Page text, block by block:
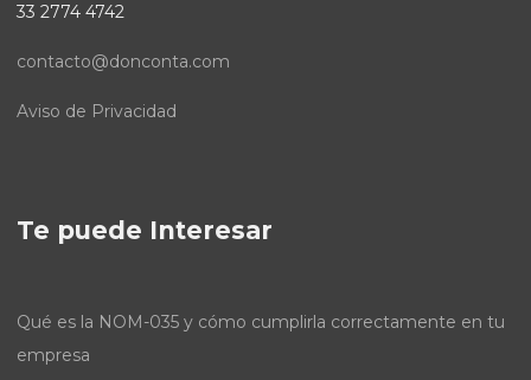
33 2774 4742
contacto@donconta.com
Aviso de Privacidad
Te puede Interesar
Qué es la NOM-035 y cómo cumplirla correctamente en tu
empresa